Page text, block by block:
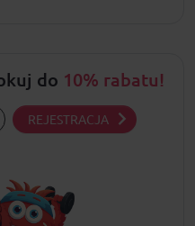
do 10% rabatu!
REJESTRACJA